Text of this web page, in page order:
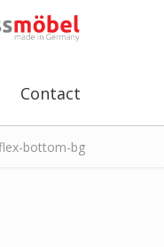
Contact
bottom-bg